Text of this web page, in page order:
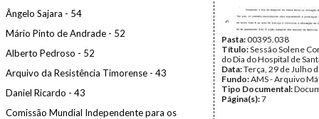
Ângelo Sajara - 54
Mário Pinto de Andrade - 52
Alberto Pedroso - 52
Arquivo da Resistência Timorense - 43
Daniel Ricardo - 43
Comissão Mundial Independente para os
Pasta:00395.038
Título:Sessão Solene
do Dia do Hospital de
Data:Terça, 29 de Julho
Fundo:AMS - Arquivo
Tipo Documental:
Página(s):7